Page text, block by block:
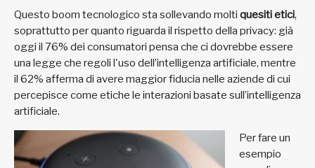
Questo boom tecnologico sta sollevando molti quesiti etici,
soprattutto per quanto riguarda il rispetto della privacy: già
oggi il 76% dei consumatori pensa che ci dovrebbe essere
una legge che regoli l'uso dell’intelligenza artificiale, mentre
il 62% afferma di avere maggior fiducia nelle aziende di cui
percepisce come etiche le interazioni basate sull’intelligenza
artificiale.
Per fare un
esempio